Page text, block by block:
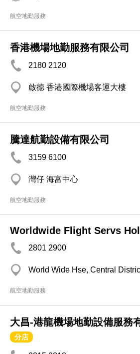
航空地勤服務
香港機場地勤服務有限公司
2180 2120
啟德 香港國際機場客運大樓
航空地勤服務
騰達航勤設備有限公司
3159 6100
灣仔 海富中心
航空地勤服務
Worldwide Flight Servs
2801 2900
World Wide Hse, Central
航空地勤服務
大昌-港龍機場地勤設備服務
分店